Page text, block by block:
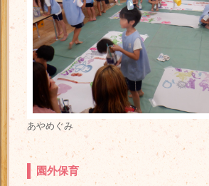
あやめぐみ
園外保育